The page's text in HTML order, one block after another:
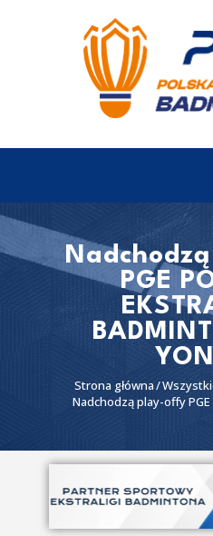
PGE
Strona główna
Nadchodzą play-offy PGE
EKSTRALIGA
Aktualności
Tabela
Wyniki
Terminarz
Partnerzy
I liga
II liga